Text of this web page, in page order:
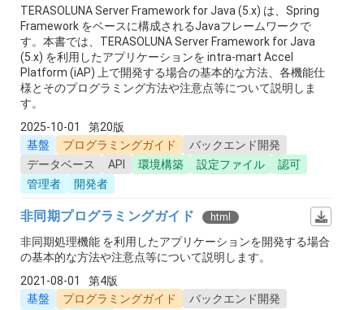
TERASOLUNA Server Framework for Java (5.x) は、Spring
Framework をベースに構成されるJavaフレームワークで
す。本書では、TERASOLUNA Server Framework for Java
(5.x) を利用したアプリケーションを intra-mart Accel
Platform (iAP) 上で開発する場合の基本的な方法、各機能仕
様とそのプログラミング方法や注意点等について説明しま
す。
2025-10-01
第20版
基盤
プログラミングガイド
バックエンド開発
データベース
API 環境構築 設定ファイル
認可
管理者
開発者
非同期プログラミングガイド html
非同期処理機能 を利用したアプリケーションを開発する場合
の基本的な方法や注意点等について説明します。
2021-08-01
第4版
基盤
プログラミングガイド
バックエンド開発